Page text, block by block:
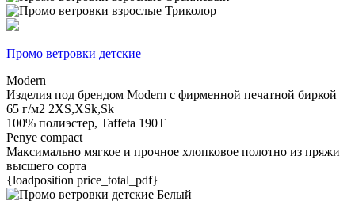
Промо ветровки детские
Modern
Изделия под брендом Modern с фирменной печатной биркой
65 г/м2 2XS,XSk,Sk
100% полиэстер, Taffeta 190T
Penye compact
Максимально мягкое и прочное хлопковое полотно из пряжи
высшего сорта
{loadposition price_total_pdf}